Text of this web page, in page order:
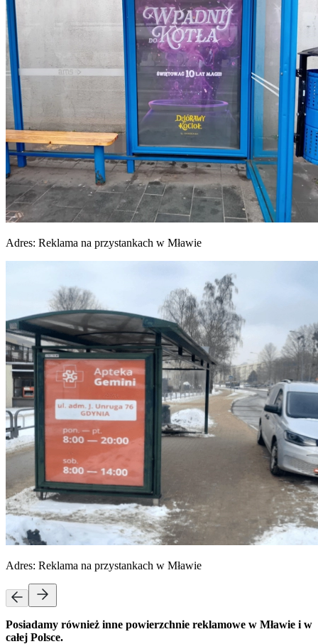
Adres: Reklama na przystankach w Mławie
Adres: Reklama na przystankach w Mławie
Posiadamy również inne powierzchnie reklamowe w Mławie i w
całej Polsce.